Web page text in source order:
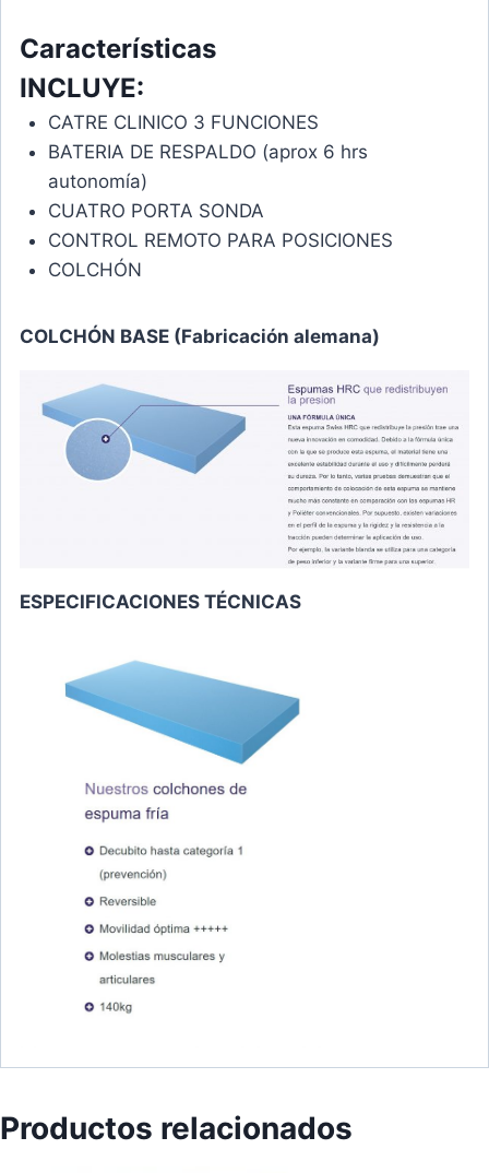
Características
INCLUYE:
CATRE CLINICO 3 FUNCIONES
BATERIA DE RESPALDO (aprox 6 hrs
autonomía)
CUATRO PORTA SONDA
CONTROL REMOTO PARA POSICIONES
COLCHÓN
COLCHÓN BASE (Fabricación alemana)
ESPECIFICACIONES TÉCNICAS
Productos relacionados